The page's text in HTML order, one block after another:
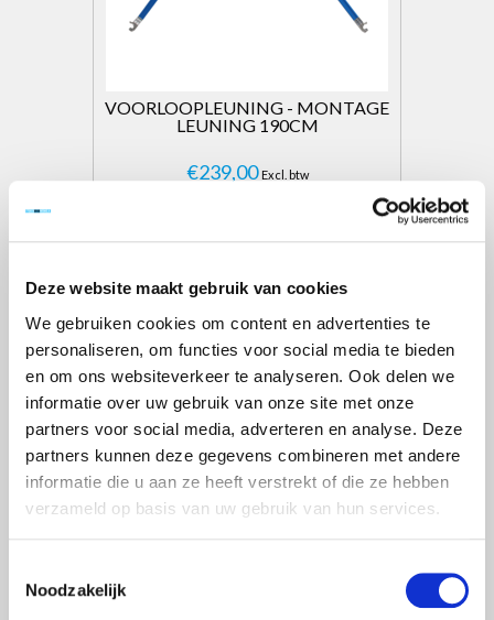
Deze website maakt gebruik van cookies
We gebruiken cookies om content en advertenties te
personaliseren, om functies voor social media te bieden
en om ons websiteverkeer te analyseren. Ook delen we
informatie over uw gebruik van onze site met onze
partners voor social media, adverteren en analyse. Deze
partners kunnen deze gegevens combineren met andere
informatie die u aan ze heeft verstrekt of die ze hebben
verzameld op basis van uw gebruik van hun services.
Noodzakelijk
VOORLOOPLEUNING - MONTAGE
LEUNING 190CM
€239,00 Excl. btw
Toevoegen aan winkelwagen
VOORLOOPLEUNING - MONTAGE